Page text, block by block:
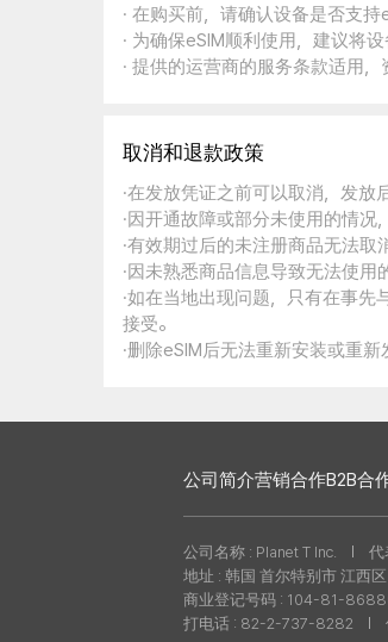
· 在购买前，请确认设备是否支持
· 为确保eSIM顺利使用，建议将
· 提供的运营商的服务条款适用
取消和退款政策
·在发放凭证之前可以取消，发放
·因开通故障或部分未使用的情况
·有效期过后的未注册商品无法取
·因未熟悉商品信息导致无法使用
·如在当地出现问题，只有在事
接受。
·删除eSIM后无法重新安装或重
公司简介营销合作B2B合
公司名称 : Planet T Inc.
代
地址 : 韩国 首尔特别市 江西
商业登记号码 : 104-81-
打电话 : 82-2-737-8282